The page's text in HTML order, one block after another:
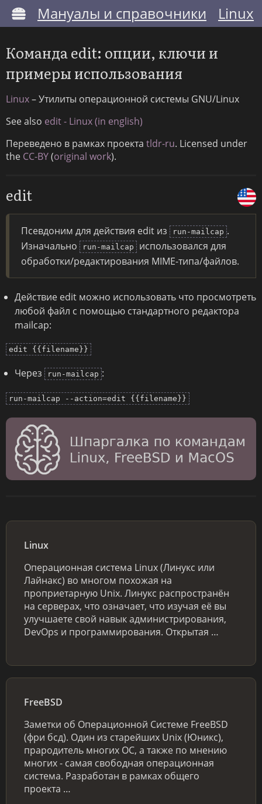
Мануалы и справочники Linux
Команда edit: опции, ключи и
примеры использования
Linux– Утилиты операционной системы GNU/Linux
See also edit - Linux (in english)
Переведено в рамках проекта tldr-ru. Licensed under
the CC-BY(original work).
edit
Псевдоним для действия edit из run-mailcap .
Изначально
run-mailcap
использовался для
обработки/редактирования MIME-типа/файлов.
Действие edit можно использовать что просмотреть
любой файл с помощью стандартного редактора
mailcap:
edit {{filename}}
Через run-mailcap :
run-mailcap --action=edit {{filename}}
Linux
Операционная система Linux (Линукс или
Лайнакс) во многом похожая на
проприетарную Unix. Линукс распространён
на серверах, что означает, что изучая её вы
улучшаете свой навык администрирования,
DevOps и программирования. Открытая …
FreeBSD
Заметки об Операционной Системе FreeBSD
(фри бсд). Один из старейших Unix (Юникс),
прародитель многих ОС, а также по мнению
многих - самая свободная операционная
система. Разработан в рамках общего
проекта …